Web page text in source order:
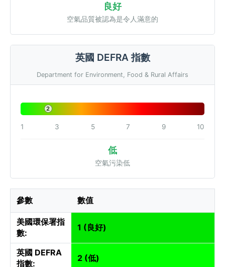
良好
空氣品質被認為是令人滿意的
英國 DEFRA 指數
Department for Environment, Food & Rural Affairs
2
1 3 5 7 9 10
低
空氣污染低
參數 數值
美國環保署指
數:
1 (良好)
英國 DEFRA
指數:
2 (低)